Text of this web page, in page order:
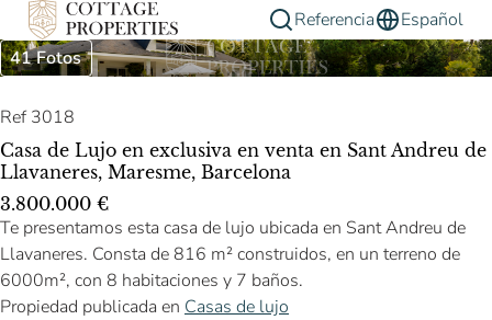
Referencia
Español
41 Fotos
Ref 3018
Casa de Lujo en exclusiva en venta en Sant Andreu de
Llavaneres, Maresme, Barcelona
3.800.000 €
Te presentamos esta casa de lujo ubicada en Sant Andreu de
Llavaneres. Consta de 816 m² construidos, en un terreno de
6000m², con 8 habitaciones y 7 baños.
Propiedad publicada en Casas de lujo